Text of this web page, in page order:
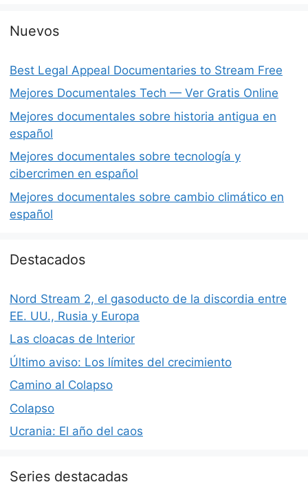
Nuevos
Best Legal Appeal Documentaries to Stream Free
Mejores Documentales Tech — Ver Gratis Online
Mejores documentales sobre historia antigua en
español
Mejores documentales sobre tecnología y
cibercrimen en español
Mejores documentales sobre cambio climático en
español
Destacados
Nord Stream 2, el gasoducto de la discordia entre
EE. UU., Rusia y Europa
Las cloacas de Interior
Último aviso: Los límites del crecimiento
Camino al Colapso
Colapso
Ucrania: El año del caos
Series destacadas